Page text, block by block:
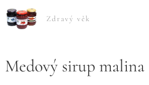
Zdravý věk
Medový sirup malina